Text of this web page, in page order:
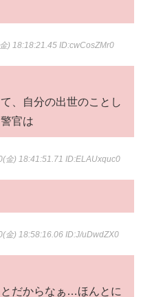
) 18:18:21.45 ID:cwCosZMr0
、自分の出世のことし
官は
金) 18:41:51.71 ID:ELAUxquc0
金) 18:58:16.06 ID:J/uDwdZX0
だからなぁ…ほんとに